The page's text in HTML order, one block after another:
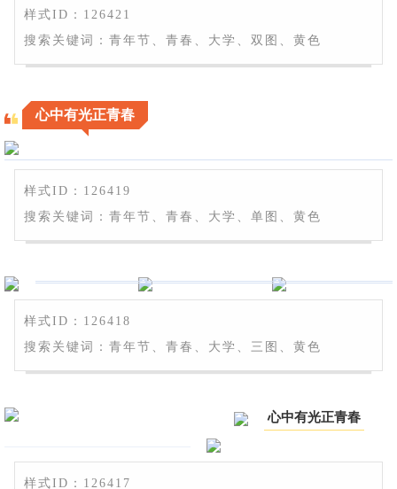
样式ID：126421
搜索关键词：青年节、青春、大学、双图、黄色
心中有光正青春
样式ID：126419
搜索关键词：青年节、青春、大学、单图、黄色
样式ID：126418
搜索关键词：青年节、青春、大学、三图、黄色
心中有光正青春
样式ID：126417